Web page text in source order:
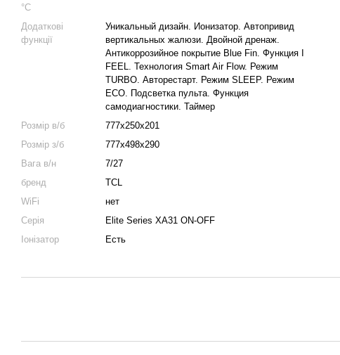
°C
Додаткові
функції
Уникальный дизайн. Ионизатор. Автопривид
вертикальных жалюзи. Двойной дренаж.
Антикоррозийное покрытие Blue Fin. Функция I
FEEL. Технология Smart Air Flow. Режим
TURBO. Авторестарт. Режим SLEEP. Режим
ECO. Подсветка пульта. Функция
самодиагностики. Таймер
Розмір в/б
777х250х201
Розмір з/б
777х498х290
Вага в/н
7/27
бренд
TCL
WiFi
нет
Серія
Elite Series XA31 ON-OFF
Іонізатор
Есть